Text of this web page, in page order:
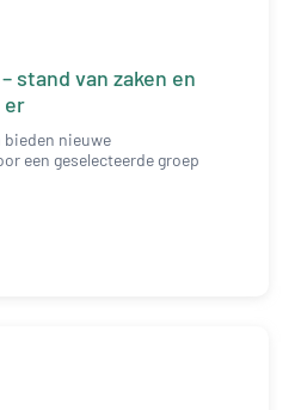
stand van zaken en
er
nieuwe
een geselecteerde groep